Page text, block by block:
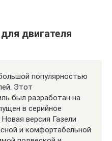
двигателя
популярностью
Этот
был разработан на
в серийное
версия Газели
и комфортабельной